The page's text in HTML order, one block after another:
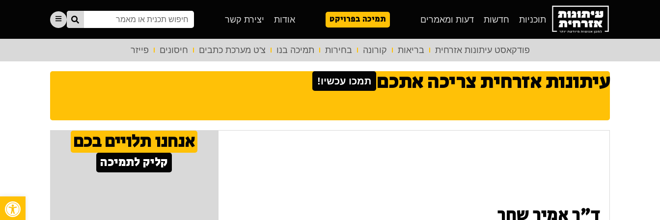
תוכניות חדשות דעות ומאמרים תמיכה בפרויקט אודות יצירת קשר
פודקאסט עיתונות אזרחית בריאות קורונה בחירות תמיכה בנו צ'ט מערכת כתבים חיסונים פייזר
עיתונות אזרחית צריכה אתכם תמכו עכשיו!
אנחנו תלויים בכם
קליק לתמיכה